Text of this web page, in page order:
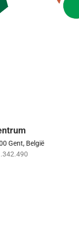
Gent, België